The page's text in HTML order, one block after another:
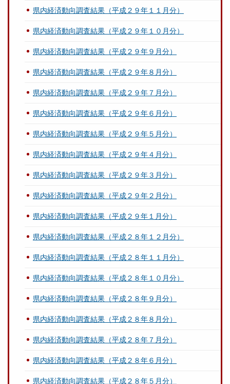
県内経済動向調査結果（平成２９年１１月分）
県内経済動向調査結果（平成２９年１０月分）
県内経済動向調査結果（平成２９年９月分）
県内経済動向調査結果（平成２９年８月分）
県内経済動向調査結果（平成２９年７月分）
県内経済動向調査結果（平成２９年６月分）
県内経済動向調査結果（平成２９年５月分）
県内経済動向調査結果（平成２９年４月分）
県内経済動向調査結果（平成２９年３月分）
県内経済動向調査結果（平成２９年２月分）
県内経済動向調査結果（平成２９年１月分）
県内経済動向調査結果（平成２８年１２月分）
県内経済動向調査結果（平成２８年１１月分）
県内経済動向調査結果（平成２８年１０月分）
県内経済動向調査結果（平成２８年９月分）
県内経済動向調査結果（平成２８年８月分）
県内経済動向調査結果（平成２８年７月分）
県内経済動向調査結果（平成２８年６月分）
県内経済動向調査結果（平成２８年５月分）